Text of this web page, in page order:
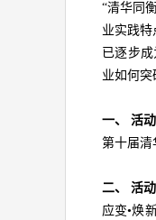
“清华同
业实践特
已逐步
业如何突
一、 活
第十届清
二、 活
应变•焕